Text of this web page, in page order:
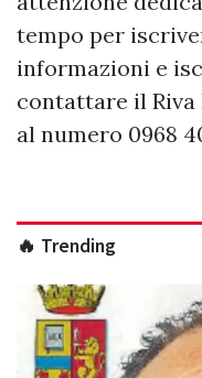
tempo per
informazioni e
contattare il Riva
al numero 0968
🔥 Trending